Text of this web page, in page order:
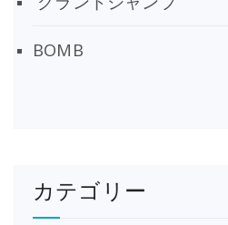
BOMB
カテゴリー